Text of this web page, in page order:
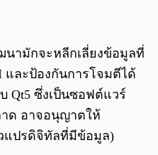
ามักจะหลีกเลี่ยงข้อมูลที่
และป้องกันการโจมตีได้
Qt5 ซึ่งเป็นซอฟต์แวร์
ด อาจอนุญาตให้
แปรดิจิทัลที่มีข้อมูล)